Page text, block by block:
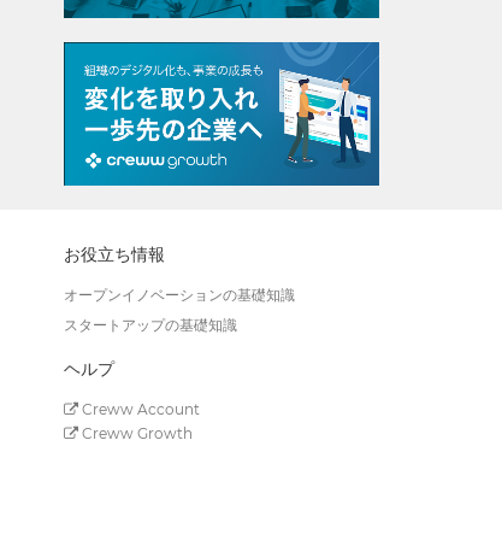
お役立ち情報
オープンイノベーションの基礎知識
スタートアップの基礎知識
ヘルプ
Creww Account
Creww Growth